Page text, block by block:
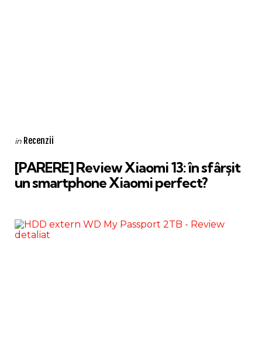
Categories
Posted
in Recenzii
[PARERE] Review Xiaomi 13: în sfârșit
un smartphone Xiaomi perfect?